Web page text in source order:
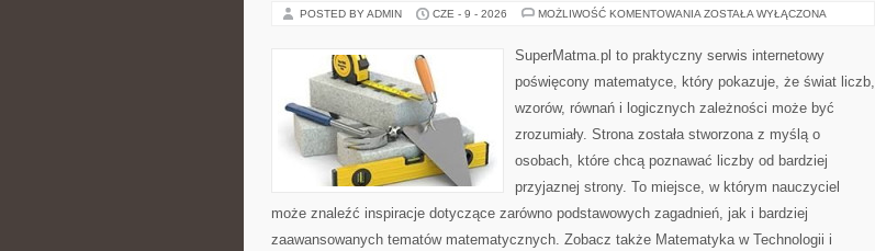
POSTED BY ADMIN CZE - 9 - 2026 MOŻLIWOŚĆ KOMENTOWANIA ALGEBRA
ZOSTAŁA WYŁĄCZONA
SuperMatma.pl to praktyczny serwis internetowy
poświęcony matematyce, który pokazuje, że świat liczb,
wzorów, równań i logicznych zależności może być
zrozumiały. Strona została stworzona z myślą o
osobach, które chcą poznawać liczby od bardziej
przyjaznej strony. To miejsce, w którym nauczyciel
może znaleźć inspiracje dotyczące zarówno podstawowych zagadnień, jak i bardziej
zaawansowanych tematów matematycznych. Zobacz także Matematyka w Technologii i